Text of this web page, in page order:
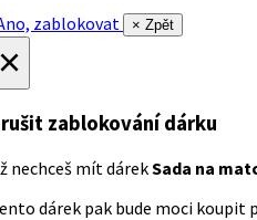
zablokovat
× Zpět
zablokování dárku
nechceš mít dárekSada na
dárek pak bude moci koupit